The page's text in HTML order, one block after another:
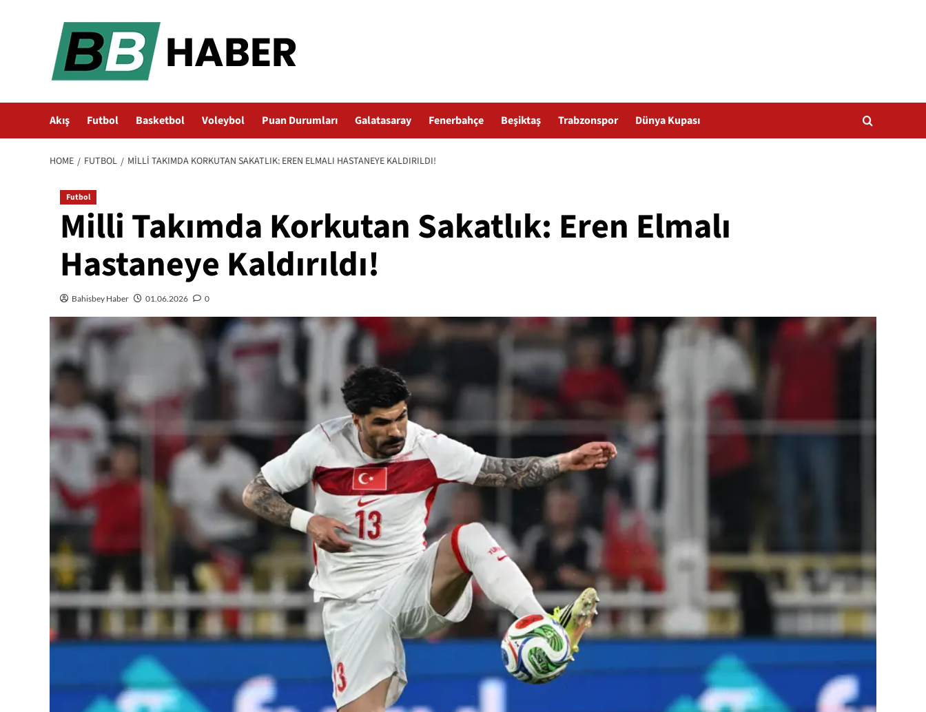
Akış Futbol Basketbol Voleybol Puan Durumları Galatasaray Fenerbahçe Beşiktaş Trabzonspor Dünya Kupası
HOME FUTBOL MILLI TAKIMDA KORKUTAN SAKATLIK: EREN ELMALI HASTANEYE KALDIRILDI!
Futbol
Milli Takımda Korkutan Sakatlık: Eren Elmalı
Hastaneye Kaldırıldı!
Bahisbey Haber 01.06.2026 0